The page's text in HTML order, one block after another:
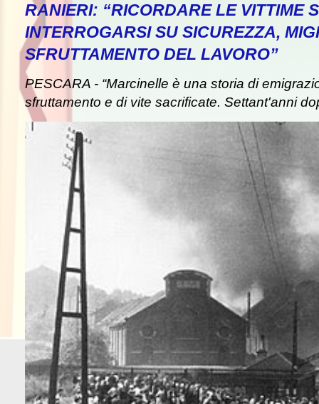
RANIERI: “RICORDARE LE VITTIME
INTERROGARSI SU SICUREZZA,
SFRUTTAMENTO DEL LAVORO”
PESCARA - “Marcinelle è una storia di
sfruttamento e di vite sacrificate. Settant'anni